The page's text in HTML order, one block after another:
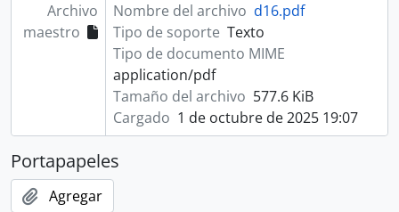
Archivo
maestro
Nombre del archivo d16.pdf
Tipo de soporte Texto
Tipo de documento MIME
application/pdf
Tamaño del archivo 577.6 KiB
Cargado 1 de octubre de 2025 19:07
Portapapeles
Agregar